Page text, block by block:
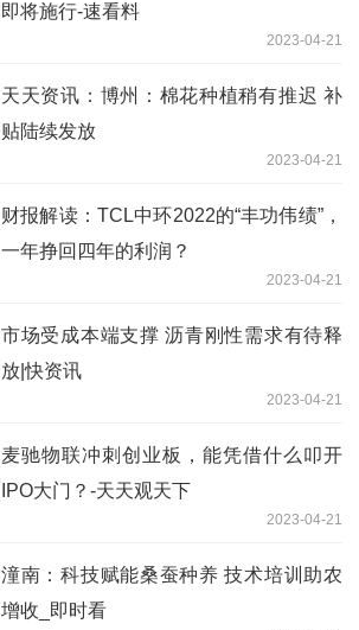
即将施行-速看料
2023-04-21
天天资讯：博州：棉花种植稍有推迟 补
贴陆续发放
2023-04-21
财报解读：TCL中环2022的“丰功伟绩”，
一年挣回四年的利润？
2023-04-21
市场受成本端支撑 沥青刚性需求有待释
放|快资讯
2023-04-21
麦驰物联冲刺创业板，能凭借什么叩开
IPO大门？-天天观天下
2023-04-21
潼南：科技赋能桑蚕种养 技术培训助农
增收_即时看